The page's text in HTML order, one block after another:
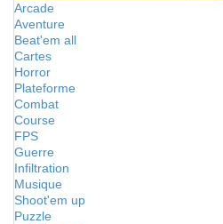
Arcade
Aventure
Beat'em all
Cartes
Horror
Plateforme
Combat
Course
FPS
Guerre
Infiltration
Musique
Shoot'em up
Puzzle